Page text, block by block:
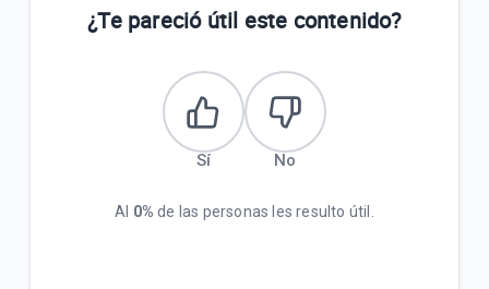
¿Te pareció útil este contenido?
Sí No
Al 0% de las personas les resulto útil.